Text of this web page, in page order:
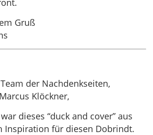
Gruß
der Nachdenkseiten,
Klöckner,
dieses “duck and cover” aus
Inspiration für diesen Dobrindt.